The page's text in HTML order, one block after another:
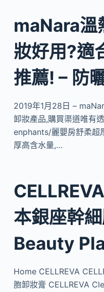
maNara溫
妝好用?適
推薦! – 防
2019年1月28日 –
卸妝產品,購買渠道唯
enphants/麗嬰房舒柔超
厚高含水量,…
本銀座幹細
Beauty
Home CELLREVA
胞卸妝膏 CELLREVA